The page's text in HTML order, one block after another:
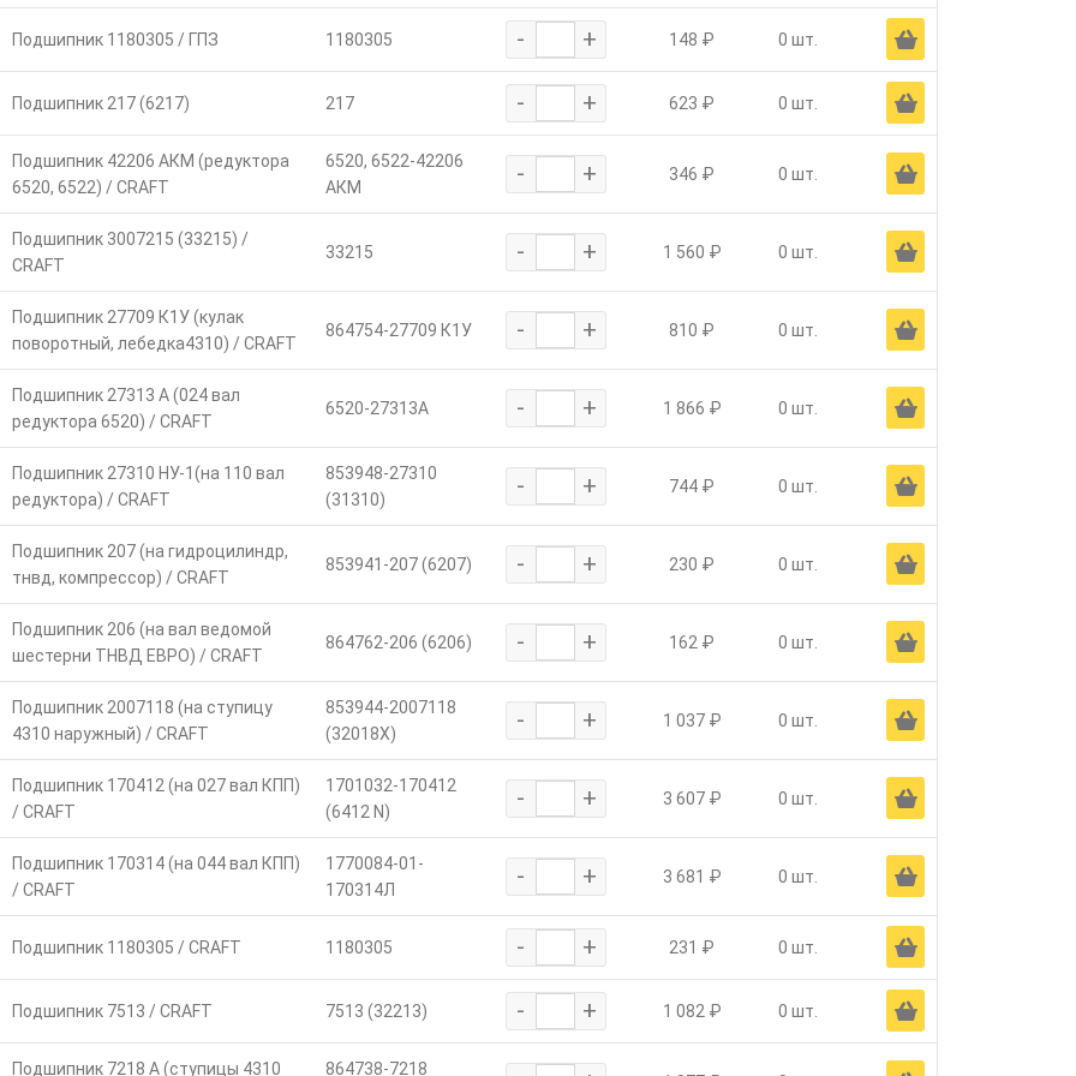
Подшипник 1180305 / ГПЗ 1180305 - + 148 ₽ 0 шт. Ä
Подшипник 217 (6217) 217 - + 623 ₽ 0 шт. Ä
Подшипник 42206 АКМ (редуктора
6520, 6522) / CRAFT
6520, 6522-42206
АКМ
- + 346 ₽ 0 шт. Ä
Подшипник 3007215 (33215) /
CRAFT
33215 - + 1 560 ₽ 0 шт. Ä
Подшипник 27709 К1У (кулак
поворотный, лебедка4310) / CRAFT
864754-27709 К1У - + 810 ₽ 0 шт. Ä
Подшипник 27313 А (024 вал
редуктора 6520) / CRAFT
6520-27313А - + 1 866 ₽ 0 шт. Ä
Подшипник 27310 НУ-1(на 110 вал
редуктора) / CRAFT
853948-27310
(31310)
- + 744 ₽ 0 шт. Ä
Подшипник 207 (на гидроцилиндр,
тнвд, компрессор) / CRAFT
853941-207 (6207) - + 230 ₽ 0 шт. Ä
Подшипник 206 (на вал ведомой
шестерни ТНВД ЕВРО) / CRAFT
864762-206 (6206) - + 162 ₽ 0 шт. Ä
Подшипник 2007118 (на ступицу
4310 наружный) / CRAFT
853944-2007118
(32018X)
- + 1 037 ₽ 0 шт. Ä
Подшипник 170412 (на 027 вал КПП)
/ CRAFT
1701032-170412
(6412 N)
- + 3 607 ₽ 0 шт. Ä
Подшипник 170314 (на 044 вал КПП)
/ CRAFT
1770084-01-
170314Л
- + 3 681 ₽ 0 шт. Ä
Подшипник 1180305 / CRAFT 1180305 - + 231 ₽ 0 шт. Ä
Подшипник 7513 / CRAFT 7513 (32213) - + 1 082 ₽ 0 шт. Ä
Подшипник 7218 А (ступицы 4310 864738-7218